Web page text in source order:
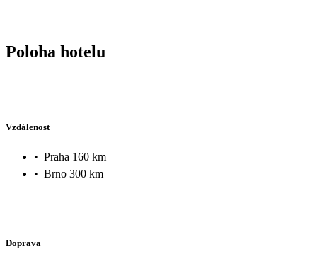
Poloha hotelu
Vzdálenost
• Praha 160 km
• Brno 300 km
Doprava